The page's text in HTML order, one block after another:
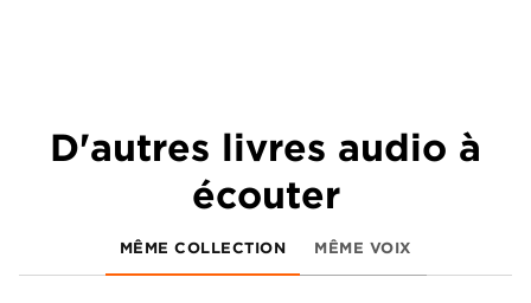
D'autres livres audio à
écouter
MÊME COLLECTION MÊME VOIX